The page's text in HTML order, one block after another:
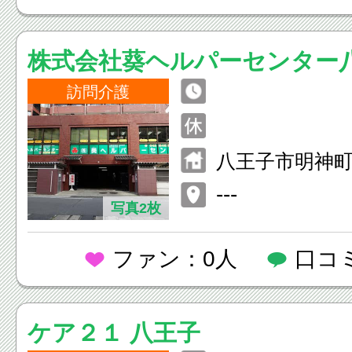
株式会社葵ヘルパーセンター
訪問介護
写真2枚
八王子市明神
---
ファン：0人 口コ
ケア２１ 八王子